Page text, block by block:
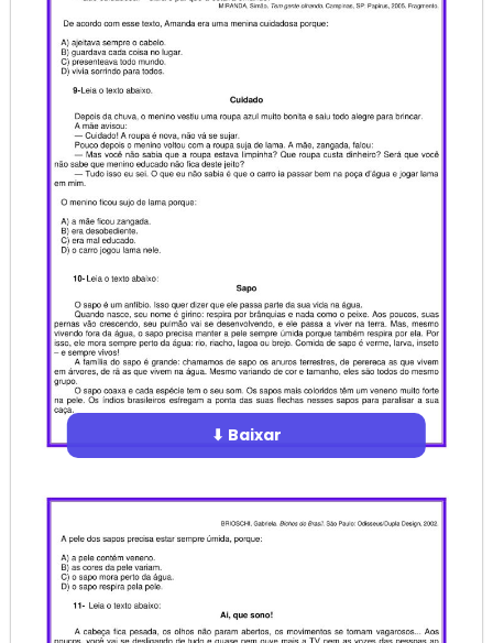
⬇ Baixar